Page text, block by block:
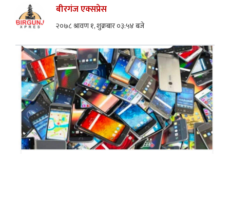
बीरगंज एक्सप्रेस
२०७८ श्रावण १, शुक्रबार ०३:५४ बजे